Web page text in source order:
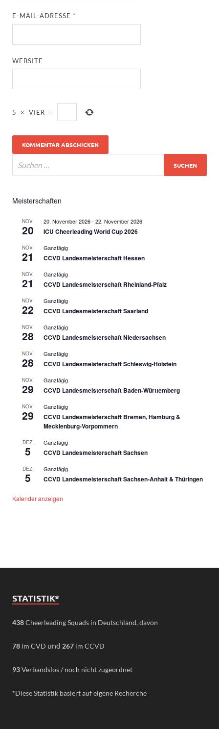
E-MAIL-ADRESSE *
WEBSITE
5 × VIER =
Meisterschaften
NOV.
20
20. November 2026- 22. November 2026
ICU Cheerleading World Cup 2026
NOV.
21
Ganztägig
CCVD Landesmeisterschaft Hessen
NOV.
21
Ganztägig
CCVD Landesmeisterschaft Rheinland-Pfalz
NOV.
22
Ganztägig
CCVD Landesmeisterschaft Saarland
NOV.
28
Ganztägig
CCVD Landesmeisterschaft Niedersachsen
NOV.
28
Ganztägig
CCVD Landesmeisterschaft Schleswig-Holstein
NOV.
29
Ganztägig
CCVD Landesmeisterschaft Baden-Württemberg
NOV.
29
Ganztägig
CCVD Landesmeisterschaft Bremen, Hamburg &
Mecklenburg-Vorpommern
DEZ.
5
Ganztägig
CCVD Landesmeisterschaft Sachsen
DEZ.
5
Ganztägig
CCVD Landesmeisterschaft Sachsen-Anhalt & Thüringen
Kalender anzeigen
STATISTIK*
438Cheerleading Squads in Deutschland, davon
78 im CVD und 267 im CCVD
93Verbandslos / noch nicht zugeordnet
*Diese Statistik basiert auf eigene Recherche